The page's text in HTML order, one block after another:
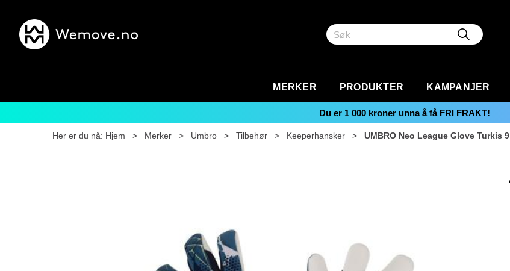
MERKER PRODUKTER KAMPANJER
Du er 1 000 kroner unna å få FRI FRAKT!
Her er du nå: Hjem > Merker > Umbro > Tilbehør > Keeperhansker > UMBRO Neo League Glove Turkis 9